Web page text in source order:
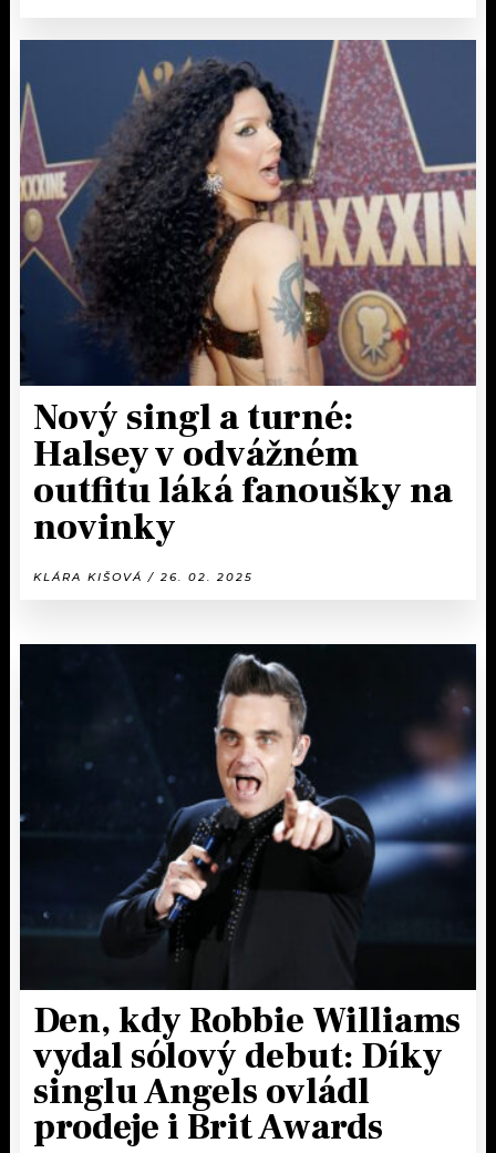
Nový singl a turné:
Halsey v odvážném
outfitu láká fanoušky na
novinky
KLÁRA KIŠOVÁ / 26. 02. 2025
Den, kdy Robbie Williams
vydal sólový debut: Díky
singlu Angels ovládl
prodeje i Brit Awards